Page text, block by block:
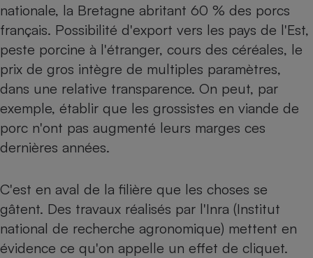
nationale, la Bretagne abritant 60 % des porcs
français. Possibilité d'export vers les pays de l'Est,
peste porcine à l'étranger, cours des céréales, le
prix de gros intègre de multiples paramètres,
dans une relative transparence. On peut, par
exemple, établir que les grossistes en viande de
porc n'ont pas augmenté leurs marges ces
dernières années.
C'est en aval de la filière que les choses se
gâtent. Des travaux réalisés par l'Inra (Institut
national de recherche agronomique) mettent en
évidence ce qu'on appelle un effet de cliquet.